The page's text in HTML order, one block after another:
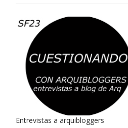
Entrevistas a arquibloggers